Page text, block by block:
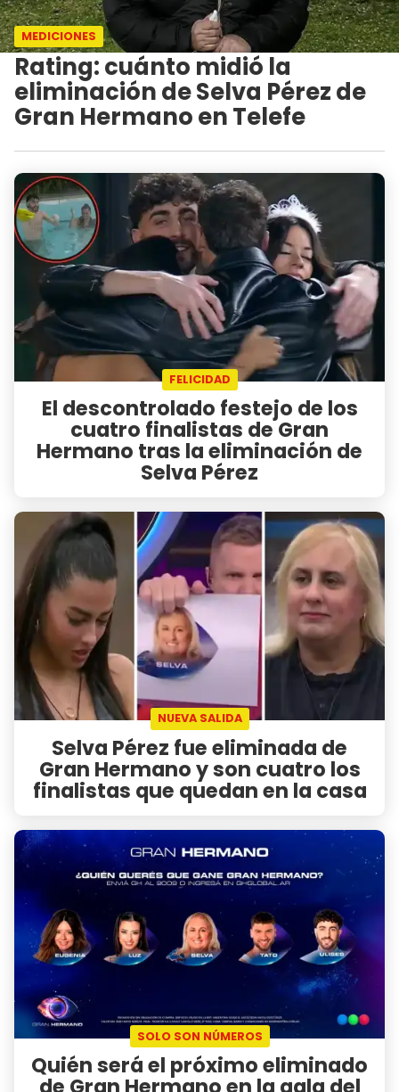
MEDICIONES
Rating: cuánto midió la
eliminación de Selva Pérez de
Gran Hermano en Telefe
FELICIDAD
El descontrolado festejo de los
cuatro finalistas de Gran
Hermano tras la eliminación de
Selva Pérez
NUEVA SALIDA
Selva Pérez fue eliminada de
Gran Hermano y son cuatro los
finalistas que quedan en la casa
SOLO SON NÚMEROS
Quién será el próximo eliminado